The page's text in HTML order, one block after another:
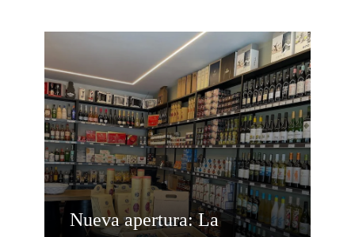
Nueva apertura: La